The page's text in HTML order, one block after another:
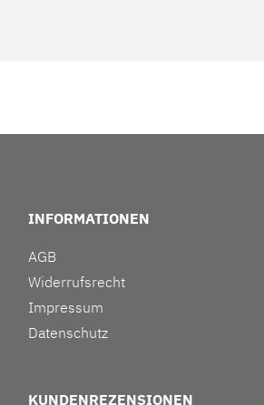
INFORMATIONEN
AGB
Widerrufsrecht
Impressum
Datenschutz
KUNDENREZENSIONEN